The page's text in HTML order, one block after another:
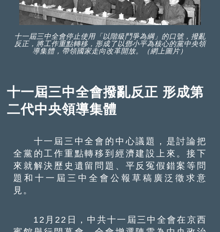
十一屆三中全會停止使用「以階級鬥爭為綱」的口號，撥亂
反正，將工作重點轉移，形成了以鄧小平為核心的黨中央領
導集體，帶領國家走向改革開放。（網上圖片）
十一屆三中全會撥亂反正 形成第
二代中央領導集體
十一屆三中全會的中心議題，是討論把
全黨的工作重點轉移到經濟建設上來。接下
來就解決歷史遺留問題、平反冤假錯案等問
題和十一屆三中全會公報草稿廣泛徵求意
見。
12月22日，中共十一屆三中全會在京西